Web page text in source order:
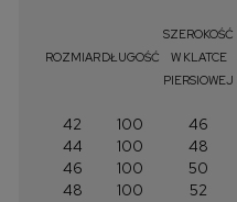
ROZMIARDŁUGOŚĆ
SZEROKOŚĆ
W KLATCE
PIERSIOWEJ
42 100 46
44
100 48
46
100 50
48
100 52